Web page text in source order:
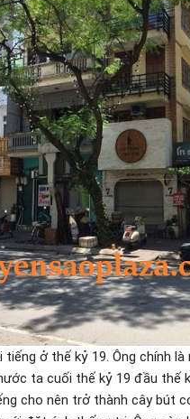
ở thế kỷ 19. Ông chính
ta cuối thế kỷ 19 đầu thế
cho nên trở thành cây bút